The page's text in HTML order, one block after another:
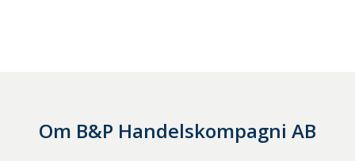
Om B&P Handelskompagni AB